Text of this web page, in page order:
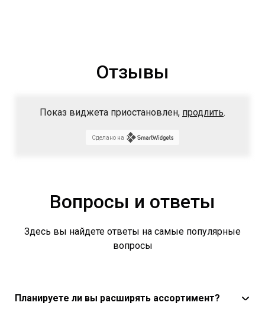
Отзывы
Показ виджета приостановлен, продлить.
Сделано на
Вопросы и ответы
Здесь вы найдете ответы на самые популярные
вопросы
Планируете ли вы расширять ассортимент?